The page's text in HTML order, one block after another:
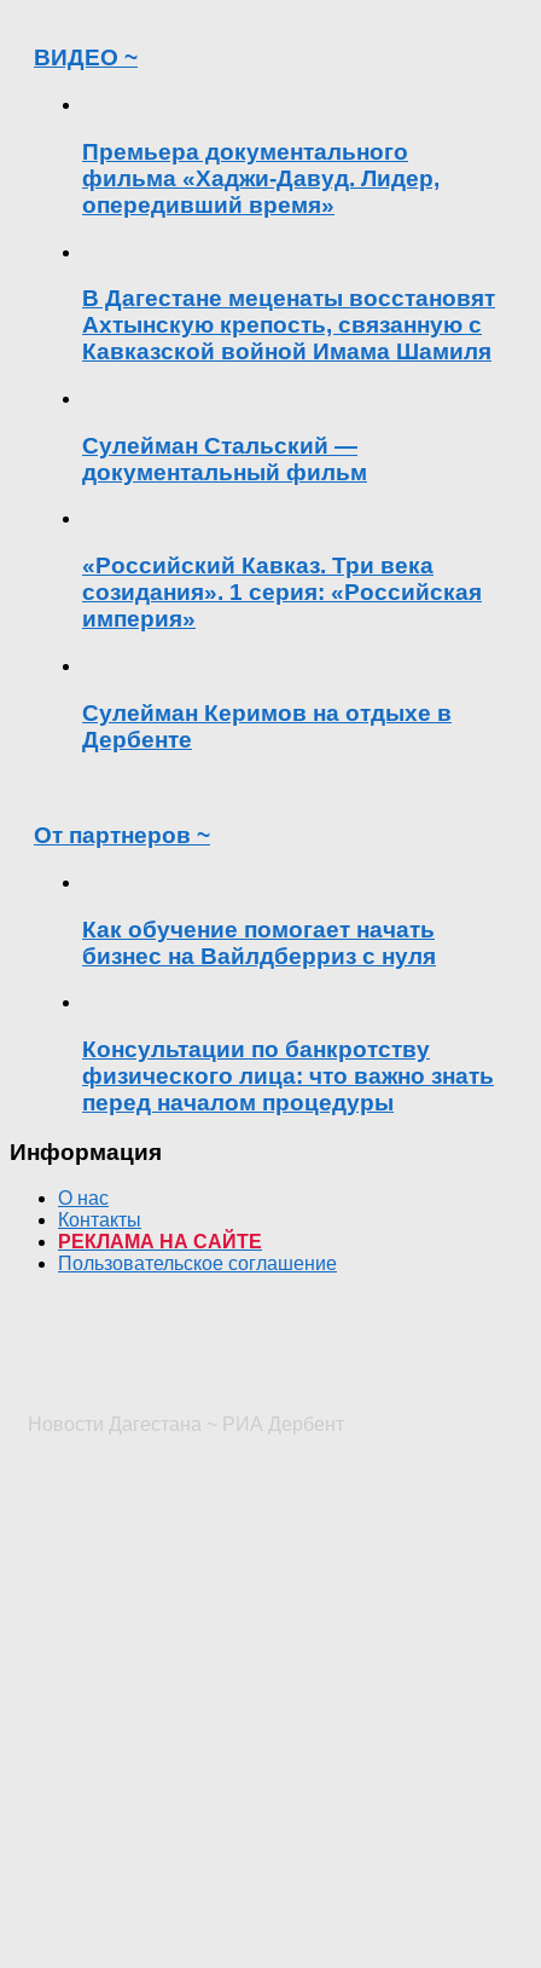
ВИДЕО ~
Премьера документального
фильма «Хаджи-Давуд. Лидер,
опередивший время»
В Дагестане меценаты восстановят
Ахтынскую крепость, связанную с
Кавказской войной Имама Шамиля
Сулейман Стальский —
документальный фильм
«Российский Кавказ. Три века
созидания». 1 серия: «Российская
империя»
Сулейман Керимов на отдыхе в
Дербенте
От партнеров ~
Как обучение помогает начать
бизнес на Вайлдберриз с нуля
Консультации по банкротству
физического лица: что важно знать
перед началом процедуры
Информация
О нас
Контакты
РЕКЛАМА НА САЙТЕ
Пользовательское соглашение
Новости Дагестана ~ РИА Дербент